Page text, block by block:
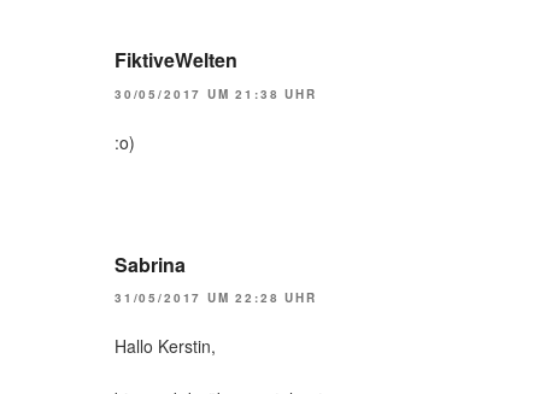
FiktiveWelten
30/05/2017 UM 21:38 UHR
:o)
Sabrina
31/05/2017 UM 22:28 UHR
Hallo Kerstin,